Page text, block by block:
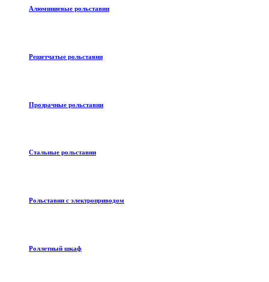
Алюминиевые рольставни
Решетчатые рольставни
Прозрачные рольставни
Стальные рольставни
Рольставни с электроприводом
Роллетный шкаф